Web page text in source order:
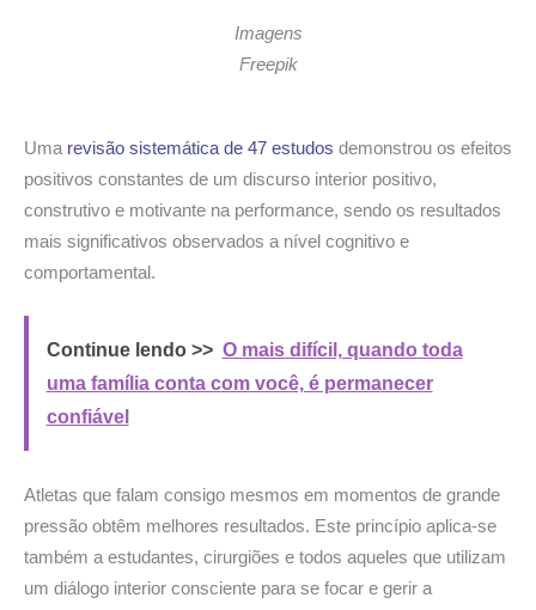
Imagens
Freepik
Uma revisão sistemática de 47 estudos demonstrou os efeitos
positivos constantes de um discurso interior positivo,
construtivo e motivante na performance, sendo os resultados
mais significativos observados a nível cognitivo e
comportamental.
Continue lendo >> O mais difícil, quando toda
uma família conta com você, é permanecer
confiável
Atletas que falam consigo mesmos em momentos de grande
pressão obtêm melhores resultados. Este princípio aplica-se
também a estudantes, cirurgiões e todos aqueles que utilizam
um diálogo interior consciente para se focar e gerir a